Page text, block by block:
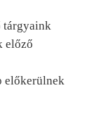
tárgyaink
előző
előkerülnek